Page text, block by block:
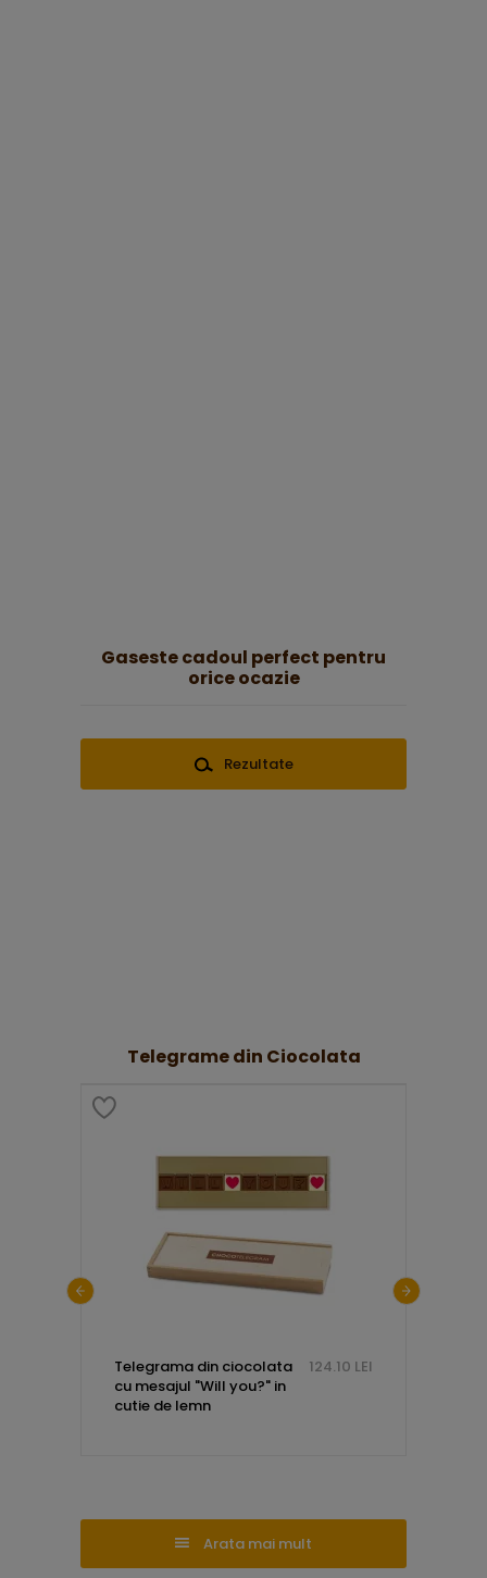
Gaseste cadoul perfect pentru
orice ocazie
Rezultate
Telegrame din Ciocolata
Telegrama din ciocolata
cu mesajul "Will you?" in
cutie de lemn
124.10 LEI
Arata mai mult